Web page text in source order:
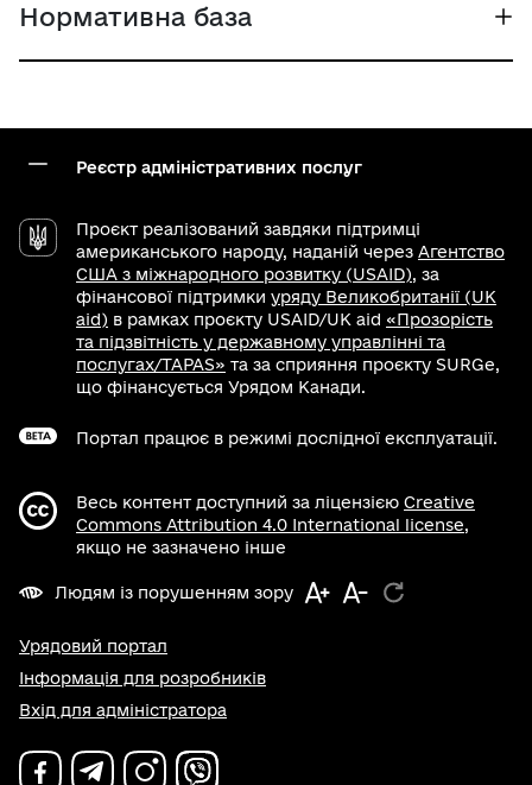
Нормативна база
Реєстр адміністративних послуг
Проєкт реалізований завдяки підтримці
американського народу, наданій через Агентство
США з міжнародного розвитку (USAID), за
фінансової підтримки уряду Великобританії (UK
aid) в рамках проєкту USAID/UK aid «Прозорість
та підзвітність у державному управлінні та
послугах/TAPAS» та за сприяння проєкту SURGe,
що фінансується Урядом Канади.
Портал працює в режимі дослідної експлуатації.
Весь контент доступний за ліцензією Creative
Commons Attribution 4.0 International license,
якщо не зазначено інше
Людям із порушенням зору
Урядовий портал
Інформація для розробників
Вхід для адміністратора